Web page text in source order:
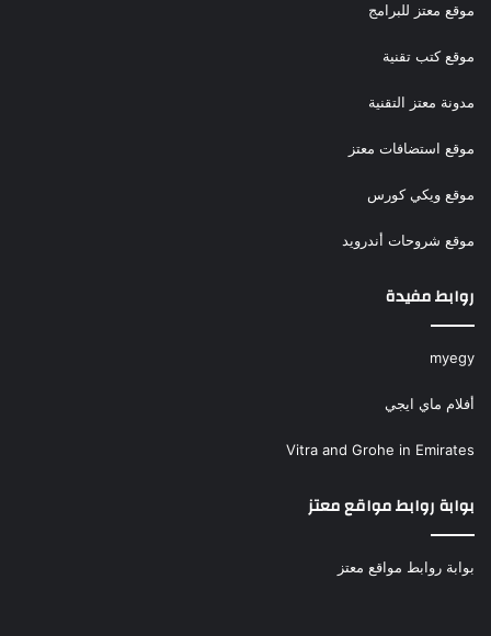
موقع معتز للبرامج
موقع كتب تقنية
مدونة معتز التقنية
موقع استضافات معتز
موقع ويكي كورس
موقع شروحات أندرويد
روابط مفيدة
myegy
أفلام ماي ايجي
Vitra and Grohe in Emirates
بوابة روابط مواقع معتز
بوابة روابط مواقع معتز